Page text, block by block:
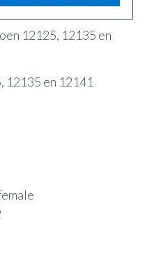
12125, 12135 en
12135 en 12141